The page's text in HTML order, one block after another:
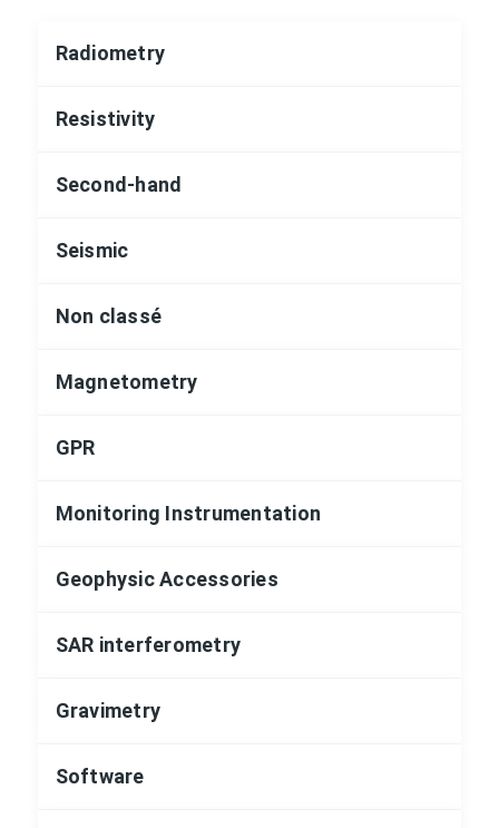
Radiometry
Resistivity
Second-hand
Seismic
Non classé
Magnetometry
GPR
Monitoring Instrumentation
Geophysic Accessories
SAR interferometry
Gravimetry
Software